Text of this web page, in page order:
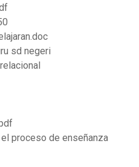
sd negeri
proceso de enseñanza